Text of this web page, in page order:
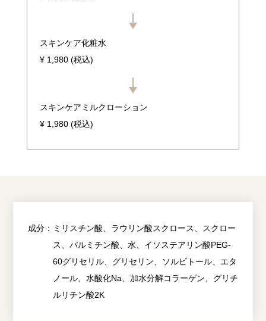
スキンケア化粧水
¥ 1,980 (税込)
スキンケアミルクローション
¥ 1,980 (税込)
成分： ミリスチン酸、ラウリン酸スクロース、スクロー
ス、パルミチン酸、水、イソステアリン酸PEG-
60グリセリル、グリセリン、ソルビトール、エタ
ノール、水酸化Na、加水分解コラーゲン、グリチ
ルリチン酸2K